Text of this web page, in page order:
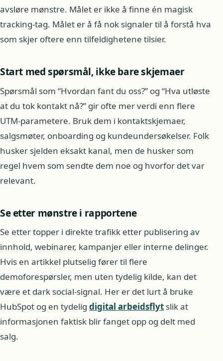
avsløre mønstre. Målet er ikke å finne én magisk
tracking-tag. Målet er å få nok signaler til å forstå hva
som skjer oftere enn tilfeldighetene tilsier.
Start med spørsmål, ikke bare skjemaer
Spørsmål som “Hvordan fant du oss?” og “Hva utløste
at du tok kontakt nå?” gir ofte mer verdi enn flere
UTM-parametere. Bruk dem i kontaktskjemaer,
salgsmøter, onboarding og kundeundersøkelser. Folk
husker sjelden eksakt kanal, men de husker som
regel hvem som sendte dem noe og hvorfor det var
relevant.
Se etter mønstre i rapportene
Se etter topper i direkte trafikk etter publisering av
innhold, webinarer, kampanjer eller interne delinger.
Hvis en artikkel plutselig fører til flere
demoforespørsler, men uten tydelig kilde, kan det
være et dark social-signal. Her er det lurt å bruke
HubSpot og en tydelig digital arbeidsflyt slik at
informasjonen faktisk blir fanget opp og delt med
salg.